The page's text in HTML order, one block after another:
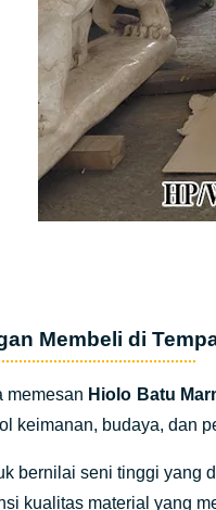
Membeli di
memesan Hiolo Batu
keimanan, budaya, dan
bernilai seni tinggi yang
kualitas material yang